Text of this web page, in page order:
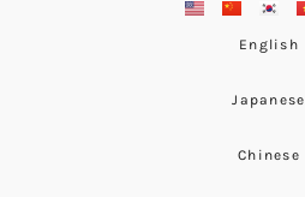
English
Japanese
Chinese